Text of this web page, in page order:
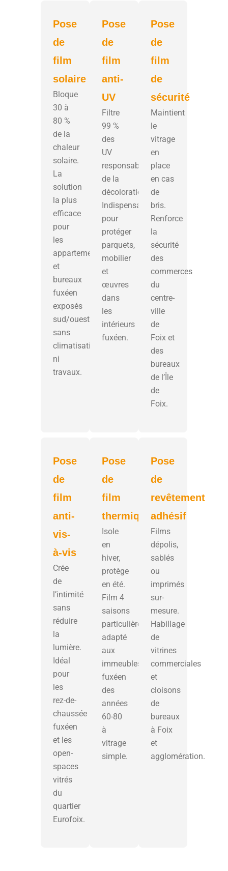
Pose
de
film
solaire
Bloque
30 à
80 %
de la
chaleur
solaire.
La
solution
la plus
efficace
pour
les
appartements
et
bureaux
fuxéen
exposés
sud/ouest,
sans
climatisation
ni
travaux.
Pose
de
film
anti-
UV
Filtre
99 %
des
UV
responsables
de la
décoloration.
Indispensable
pour
protéger
parquets,
mobilier
et
œuvres
dans
les
intérieurs
fuxéen.
Pose
de
film
de
sécurité
Maintient
le
vitrage
en
place
en cas
de
bris.
Renforce
la
sécurité
des
commerces
du
centre-
ville
de
Foix et
des
bureaux
de l’Île
de
Foix.
Pose
de
film
anti-
vis-
à-vis
Crée
de
l’intimité
sans
réduire
la
lumière.
Idéal
pour
les
rez-de-
chaussée
fuxéen
et les
open-
spaces
vitrés
du
quartier
Eurofoix.
Pose
de
film
thermique
Isole
en
hiver,
protège
en été.
Film 4
saisons
particulièrement
adapté
aux
immeubles
fuxéen
des
années
60-80
à
vitrage
simple.
Pose
de
revêtement
adhésif
Films
dépolis,
sablés
ou
imprimés
sur-
mesure.
Habillage
de
vitrines
commerciales
et
cloisons
de
bureaux
à Foix
et
agglomération.